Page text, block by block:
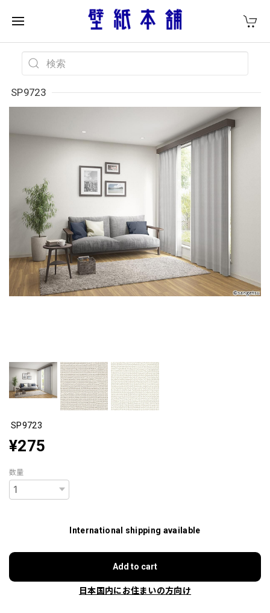
SP9723
SP9723
¥275
数量
International shipping available
Add to cart
日本国内にお住まいの方向け